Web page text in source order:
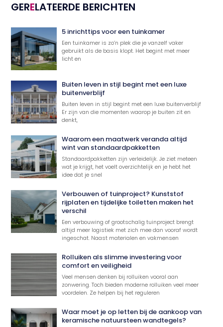
GERELATEERDE BERICHTEN
5 inrichttips voor een tuinkamer
Een tuinkamer is zo’n plek die je vanzelf vaker
gebruikt als de basis klopt. Het begint met meer
licht en
Buiten leven in stijl begint met een luxe
buitenverblijf
Buiten leven in stijl begint met een luxe buitenverblijf
Er zijn van die momenten waarop je buiten zit en
denkt,
Waarom een maatwerk veranda altijd
wint van standaardpakketten
Standaardpakketten zijn verleidelijk. Je ziet meteen
wat je krijgt, het voelt overzichtelijk en je hebt het
idee dat je snel
Verbouwen of tuinproject? Kunststof
rijplaten en tijdelijke toiletten maken het
verschil
Een verbouwing of grootschalig tuinproject brengt
altijd meer logistiek met zich mee dan vooraf wordt
ingeschat. Naast materialen en vakmensen
Rolluiken als slimme investering voor
comfort en veiligheid
Veel mensen denken bij rolluiken vooral aan
zonwering. Toch bieden moderne rolluiken veel meer
voordelen. Ze helpen bij het reguleren
Waar moet je op letten bij de aankoop van
keramische natuursteen wandtegels?